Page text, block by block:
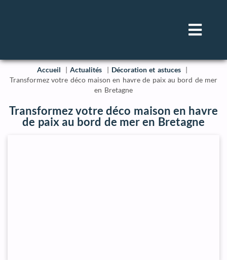
Accueil Actualités
Décoration et astuces
Transformez votre déco maison en havre de paix au bord de mer
en Bretagne
Transformez votre déco maison en havre
de paix au bord de mer en Bretagne